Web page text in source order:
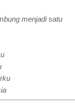
menjadi satu